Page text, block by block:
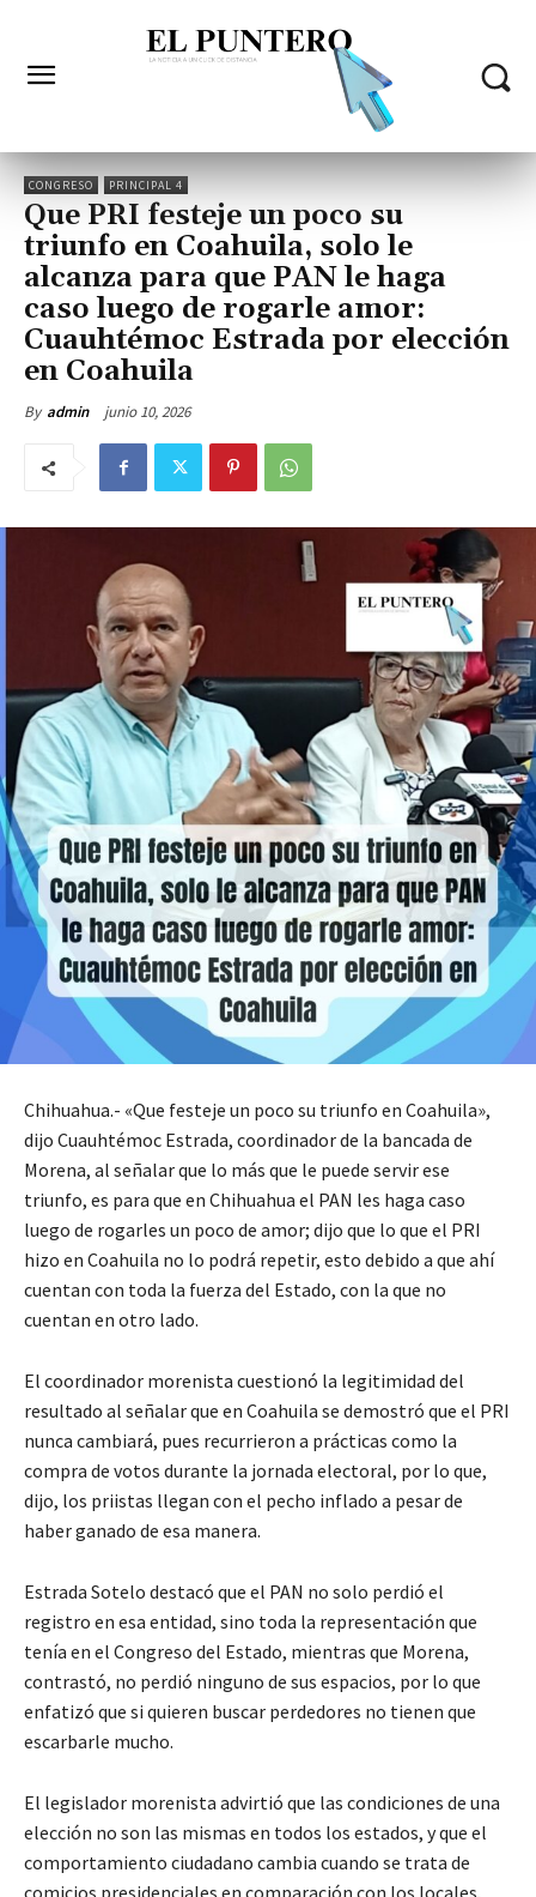
CONGRESO PRINCIPAL 4
Que PRI festeje un poco su
triunfo en Coahuila, solo le
alcanza para que PAN le haga
caso luego de rogarle amor:
Cuauhtémoc Estrada por elección
en Coahuila
By admin junio 10, 2026
Chihuahua.- «Que festeje un poco su triunfo en Coahuila»,
dijo Cuauhtémoc Estrada, coordinador de la bancada de
Morena, al señalar que lo más que le puede servir ese
triunfo, es para que en Chihuahua el PAN les haga caso
luego de rogarles un poco de amor; dijo que lo que el PRI
hizo en Coahuila no lo podrá repetir, esto debido a que ahí
cuentan con toda la fuerza del Estado, con la que no
cuentan en otro lado.
El coordinador morenista cuestionó la legitimidad del
resultado al señalar que en Coahuila se demostró que el PRI
nunca cambiará, pues recurrieron a prácticas como la
compra de votos durante la jornada electoral, por lo que,
dijo, los priistas llegan con el pecho inflado a pesar de
haber ganado de esa manera.
Estrada Sotelo destacó que el PAN no solo perdió el
registro en esa entidad, sino toda la representación que
tenía en el Congreso del Estado, mientras que Morena,
contrastó, no perdió ninguno de sus espacios, por lo que
enfatizó que si quieren buscar perdedores no tienen que
escarbarle mucho.
El legislador morenista advirtió que las condiciones de una
elección no son las mismas en todos los estados, y que el
comportamiento ciudadano cambia cuando se trata de